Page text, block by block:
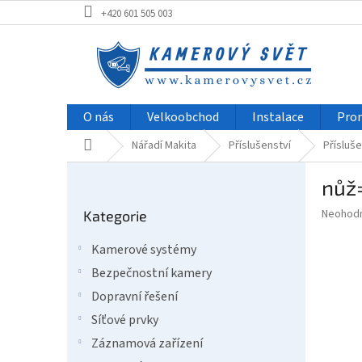
na
+420 601 505 003
O nás Velkoobchod Instalace
Domů Nářadí Makita Příslušenství
kategorie
Kategorie
Kamerové systémy
Bezpečnostní kamery
Dopravní řešení
Síťové prvky
Záznamová zařízení